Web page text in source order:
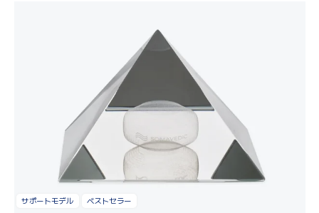
サポートモデル ベストセラー